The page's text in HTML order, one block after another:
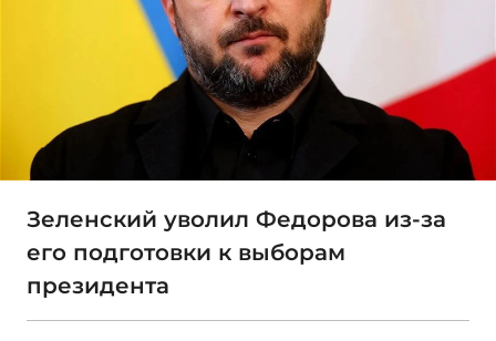
Зеленский уволил Федорова из-за
его подготовки к выборам
президента